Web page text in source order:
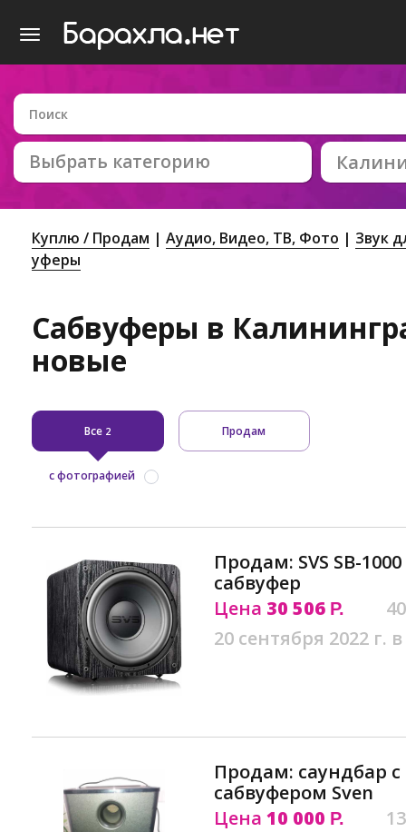
Выбрать категорию
Куплю / Продам Аудио, Видео, ТВ, Фото
Звук
уферы
Сабвуферы в
новые
Все 2 Продам
с фотографией
Продам: SVS SB-
сабвуфер
Цена 30 506 Р.
20 сентября 2022 г.
Продам: саундбар
сабвуфером Sven
Цена 10 000 Р.